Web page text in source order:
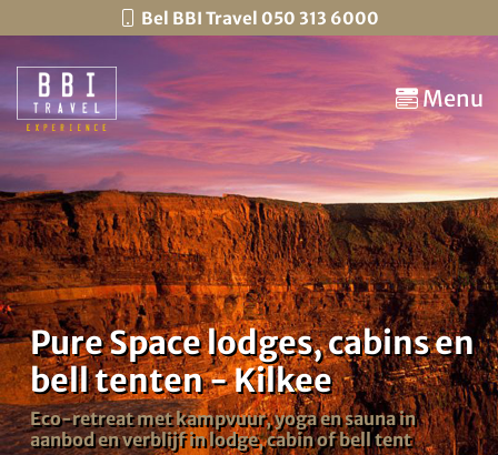
Bel BBI Travel 050 313 6000
Menu
Pure Space lodges, cabins en
bell tenten - Kilkee
Eco-retreat met kampvuur, yoga en sauna in
aanbod en verblijf in lodge, cabin of bell tent